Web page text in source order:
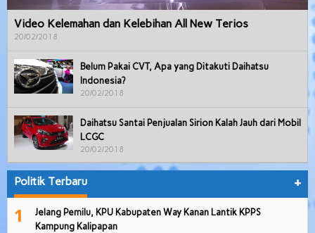
Video Kelemahan dan Kelebihan All New Terios
20/02/2018
Belum Pakai CVT, Apa yang Ditakuti Daihatsu
Indonesia?
20/02/2018
Daihatsu Santai Penjualan Sirion Kalah Jauh dari Mobil
LCGC
20/02/2018
Politik Terbaru +
1
Jelang Pemilu, KPU Kabupaten Way Kanan Lantik KPPS
Kampung Kalipapan